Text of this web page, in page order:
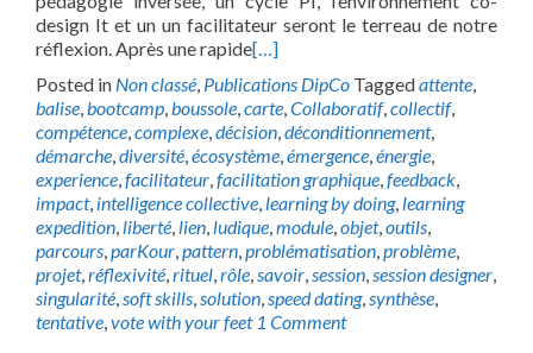
design It et un un facilitateur seront le terreau de notre
réflexion. Après une rapide[…]
Posted in Non classé, Publications DipCo Taggedattente,
balise,bootcamp,boussole,carte,Collaboratif,collectif,
compétence,complexe,décision,déconditionnement,
démarche,diversité,écosystème,émergence,énergie,
experience,facilitateur,facilitation graphique,feedback,
impact, intelligence collective, learning by doing, learning
expedition, liberté, lien, ludique,module,objet,outils,
parcours,parKour,pattern,problématisation,problème,
projet,réflexivité,rituel,rôle,savoir,session,session designer,
singularité,soft skills,solution,speed dating,synthèse,
tentative,vote with your feet 1 Comment